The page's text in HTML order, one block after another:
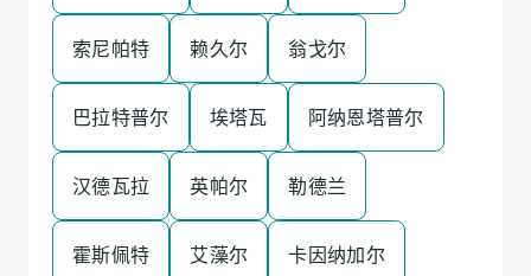
索尼帕特 赖久尔 翁戈尔
巴拉特普尔 埃塔瓦 阿纳恩塔普尔
汉德瓦拉 英帕尔 勒德兰
霍斯佩特 艾藻尔 卡因纳加尔